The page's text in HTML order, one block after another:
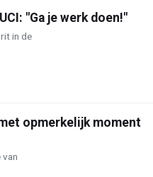
"Ga je werk doen!"
in de
opmerkelijk moment
van